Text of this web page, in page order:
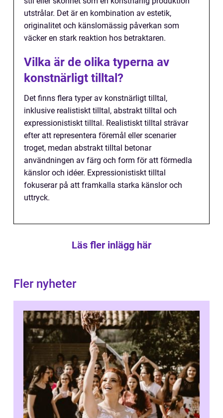
utstrålar. Det är en kombination av estetik,
originalitet och känslomässig påverkan som
väcker en stark reaktion hos betraktaren.
Vilka är de olika typerna av
konstnärligt tilltal?
Det finns flera typer av konstnärligt tilltal,
inklusive realistiskt tilltal, abstrakt tilltal och
expressionistiskt tilltal. Realistiskt tilltal strävar
efter att representera föremål eller scenarier
troget, medan abstrakt tilltal betonar
användningen av färg och form för att förmedla
känslor och idéer. Expressionistiskt tilltal
fokuserar på att framkalla starka känslor och
uttryck.
Läs fler inlägg här
Fler nyheter